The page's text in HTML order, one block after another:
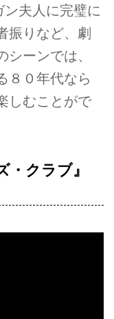
ン夫人に完璧に
振りなど、劇
ーンでは、
８０年代なら
しむことがで
・クラブ』